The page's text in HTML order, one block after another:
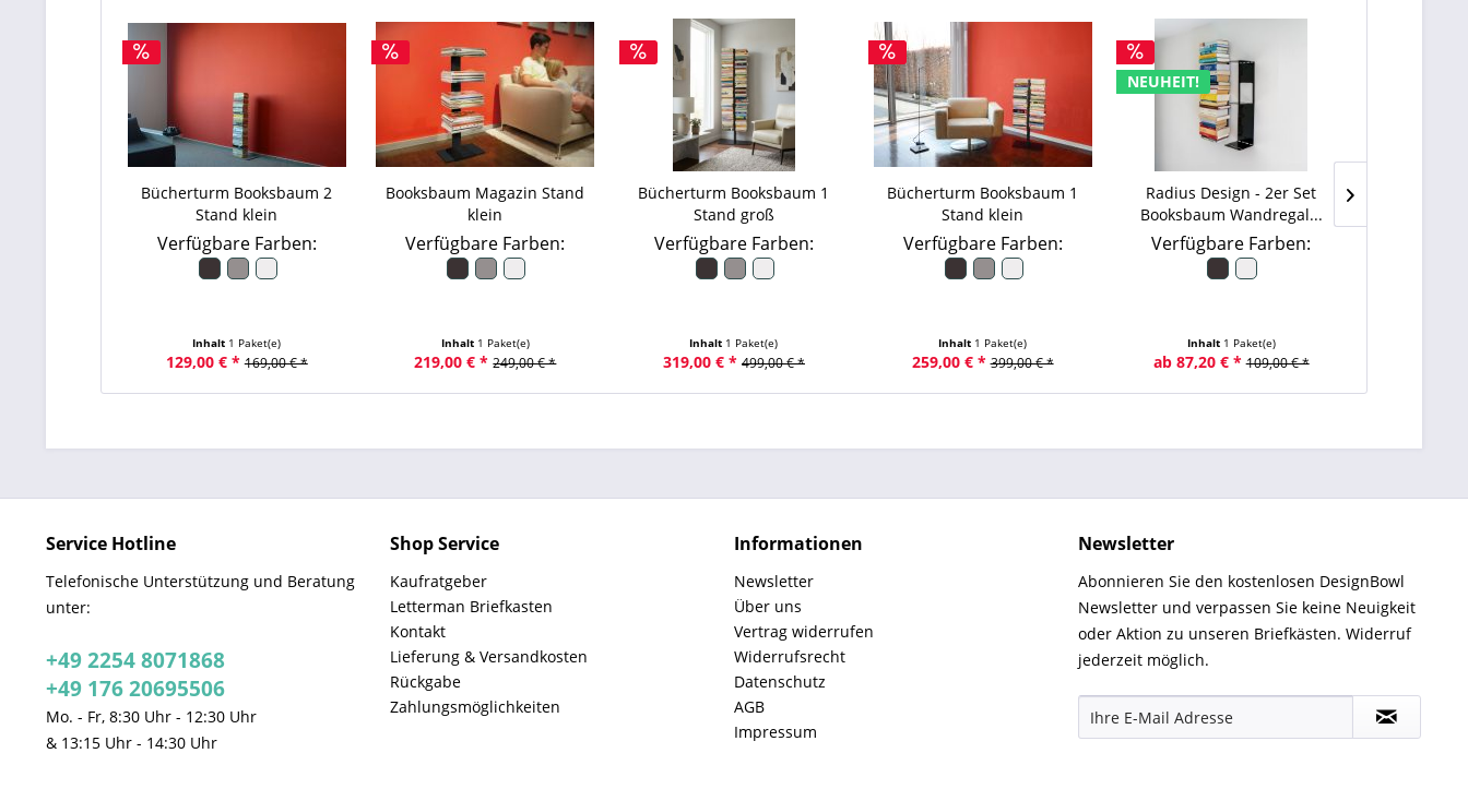
Bücherturm Booksbaum 2
Stand klein
Verfügbare Farben:
Inhalt 1 Paket(e)
129,00 € * 169,00 € *
Booksbaum Magazin Stand
klein
Verfügbare Farben:
Inhalt 1 Paket(e)
219,00 € * 249,00 € *
Bücherturm Booksbaum 1
Stand groß
Verfügbare Farben:
Inhalt 1 Paket(e)
319,00 € * 499,00 € *
Bücherturm Booksbaum 1
Stand klein
Verfügbare Farben:
Inhalt 1 Paket(e)
259,00 € * 399,00 € *
NEUHEIT!
Radius Design - 2er Set
Booksbaum Wandregal...
Verfügbare Farben:
Inhalt 1 Paket(e)
ab 87,20 € * 109,00 € *
Service Hotline
Telefonische Unterstützung und Beratung
unter:
+49 2254 8071868
+49 176 20695506
Mo. - Fr, 8:30 Uhr - 12:30 Uhr
& 13:15 Uhr - 14:30 Uhr
Shop Service
Kaufratgeber
Letterman Briefkasten
Kontakt
Lieferung & Versandkosten
Rückgabe
Zahlungsmöglichkeiten
Informationen
Newsletter
Über uns
Vertrag widerrufen
Widerrufsrecht
Datenschutz
AGB
Impressum
Newsletter
Abonnieren Sie den kostenlosen DesignBowl
Newsletter und verpassen Sie keine Neuigkeit
oder Aktion zu unseren Briefkästen. Widerruf
jederzeit möglich.